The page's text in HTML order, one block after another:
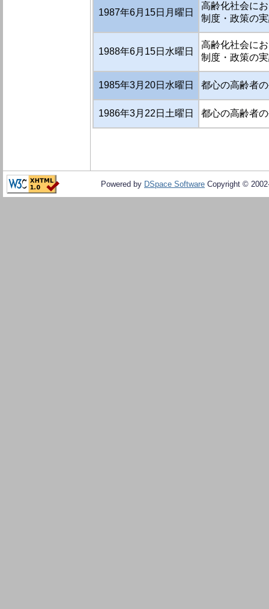
1987年6月15日月曜日
高齢化社会に
制度・政策の
1988年6月15日水曜日
高齢化社会に
制度・政策の
1985年3月20日水曜日 都心の高齢者
1986年3月22日土曜日 都心の高齢者
Powered by DSpace Software Copyright ©